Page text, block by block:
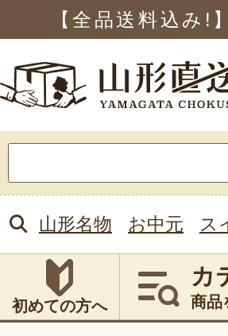
【全品送料込み!
索:
山形名物 お中元 ス
初めての方へ
カ
商品